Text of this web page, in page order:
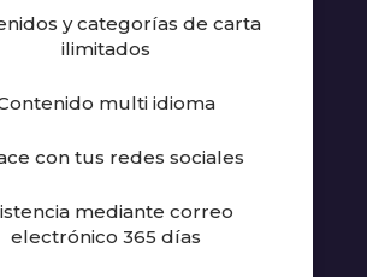
y categorías de carta
ilimitados
multi idioma
con tus redes sociales
mediante correo
electrónico 365 días